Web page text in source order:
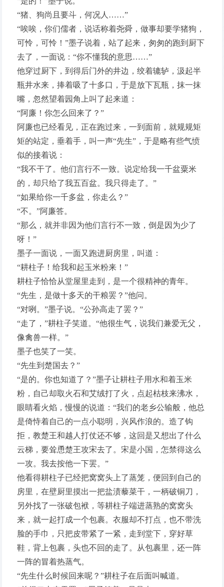
“猪、狗尚且要斗，何况人……”
“唉唉，你们儒者，说话称着尧舜，做事却要学猪狗，
可怜，可怜！”墨子说着，站了起来，匆匆的跑到厨下
去了，一面说：“你不懂我的意思……”
他穿过厨下，到得后门外的井边，绞着辘轳，汲起半
瓶井水来，捧着吸了十多口，于是放下瓦瓶，抹一抹
嘴，忽然望着园角上叫了起来道：
“阿廉！你怎么回来了？”
阿廉也已经看见，正在跑过来，一到面前，就规规矩
矩的站定，垂着手，叫一声“先生”，于是略有些气愤
似的接着说：
“我不干了。他们言行不一致。说定给我一千盆粟米
的，却只给了我五百盆。我只得走了。”
“如果给你一千多盆，你走么？”
“不。”阿廉答。
“那么，就并非因为他们言行不一致，倒是因为少了
呀！”
墨子一面说，一面又跑进厨房里，叫道：
“耕柱子！给我和起玉米粉来！”
耕柱子恰恰从堂屋里走到，是一个很精神的青年。
“先生，是做十多天的干粮罢？”他问。
“对咧。”墨子说。“公孙高走了罢？”
“走了，”耕柱子笑道。“他很生气，说我们兼爱无父，
像禽兽一样。”
墨子也笑了一笑。
“先生到楚国去？”
“是的。你也知道了？”墨子让耕柱子用水和着玉米
粉，自己却取火石和艾绒打了火，点起枯枝来沸水，
眼睛看火焰，慢慢的说道：“我们的老乡公输般，他总
是倚恃着自己的一点小聪明，兴风作浪的。造了钩
拒，教楚王和越人打仗还不够，这回是又想出了什么
云梯，要耸恿楚王攻宋去了。宋是小国，怎禁得这么
一攻。我去按他一下罢。”
他看得耕柱子已经把窝窝头上了蒸笼，便回到自己的
房里，在壁厨里摸出一把盐渍藜菜干，一柄破铜刀，
另外找了一张破包袱，等耕柱子端进蒸熟的窝窝头
来，就一起打成一个包裹。衣服却不打点，也不带洗
脸的手巾，只把皮带紧了一紧，走到堂下，穿好草
鞋，背上包裹，头也不回的走了。从包裹里，还一阵
一阵的冒着热蒸气。
“先生什么时候回来呢？”耕柱子在后面叫喊道。